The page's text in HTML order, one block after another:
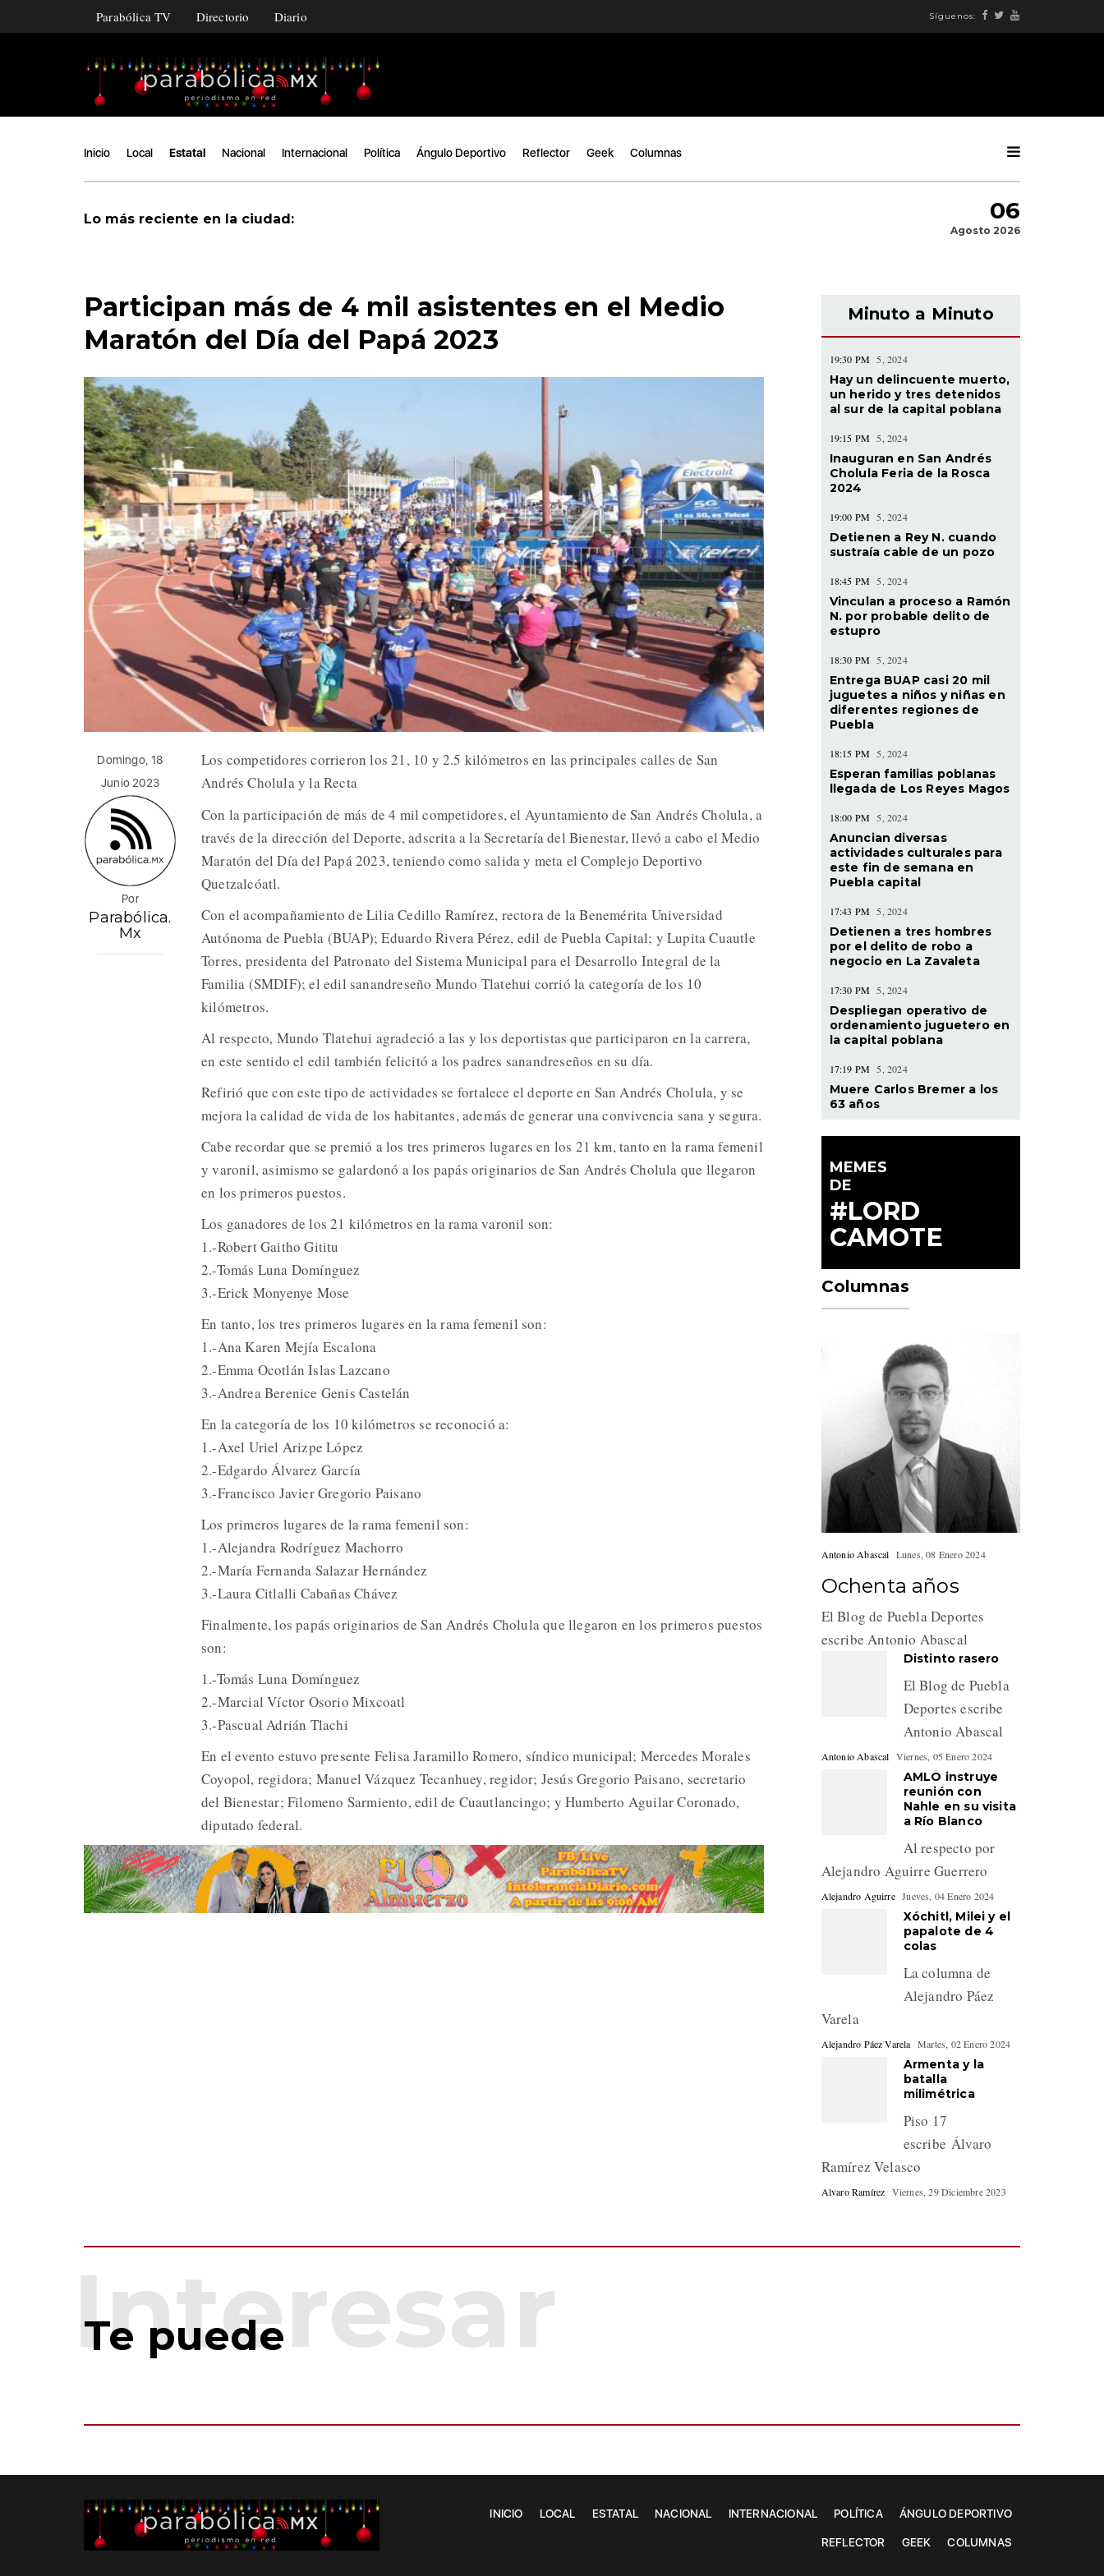
Parabólica TV Directorio Diario Síguenos:
Inicio Local Estatal Nacional Internacional Política Ángulo Deportivo Reflector Geek Columnas
Lo más reciente en la ciudad: 06
Agosto 2026
Participan más de 4 mil asistentes en el Medio
Maratón del Día del Papá 2023
Domingo, 18
Junio 2023
Por
Parabólica.
Mx
Los competidores corrieron los 21, 10 y 2.5 kilómetros en las principales calles de San
Andrés Cholula y la Recta
Con la participación de más de 4 mil competidores, el Ayuntamiento de San Andrés Cholula, a
través de la dirección del Deporte, adscrita a la Secretaría del Bienestar, llevó a cabo el Medio
Maratón del Día del Papá 2023, teniendo como salida y meta el Complejo Deportivo
Quetzalcóatl.
Con el acompañamiento de Lilia Cedillo Ramírez, rectora de la Benemérita Universidad
Autónoma de Puebla (BUAP); Eduardo Rivera Pérez, edil de Puebla Capital; y Lupita Cuautle
Torres, presidenta del Patronato del Sistema Municipal para el Desarrollo Integral de la
Familia (SMDIF); el edil sanandreseño Mundo Tlatehui corrió la categoría de los 10
kilómetros.
Al respecto, Mundo Tlatehui agradeció a las y los deportistas que participaron en la carrera,
en este sentido el edil también felicitó a los padres sanandreseños en su día.
Refirió que con este tipo de actividades se fortalece el deporte en San Andrés Cholula, y se
mejora la calidad de vida de los habitantes, además de generar una convivencia sana y segura.
Cabe recordar que se premió a los tres primeros lugares en los 21 km, tanto en la rama femenil
y varonil, asimismo se galardonó a los papás originarios de San Andrés Cholula que llegaron
en los primeros puestos.
Los ganadores de los 21 kilómetros en la rama varonil son:
1.-Robert Gaitho Gititu
2.-Tomás Luna Domínguez
3.-Erick Monyenye Mose
En tanto, los tres primeros lugares en la rama femenil son:
1.-Ana Karen Mejía Escalona
2.-Emma Ocotlán Islas Lazcano
3.-Andrea Berenice Genis Castelán
En la categoría de los 10 kilómetros se reconoció a:
1.-Axel Uriel Arizpe López
2.-Edgardo Álvarez García
3.-Francisco Javier Gregorio Paisano
Los primeros lugares de la rama femenil son:
1.-Alejandra Rodríguez Machorro
2.-María Fernanda Salazar Hernández
3.-Laura Citlalli Cabañas Chávez
Finalmente, los papás originarios de San Andrés Cholula que llegaron en los primeros puestos
son:
1.-Tomás Luna Domínguez
2.-Marcial Víctor Osorio Mixcoatl
3.-Pascual Adrián Tlachi
En el evento estuvo presente Felisa Jaramillo Romero, síndico municipal; Mercedes Morales
Coyopol, regidora; Manuel Vázquez Tecanhuey, regidor; Jesús Gregorio Paisano, secretario
del Bienestar; Filomeno Sarmiento, edil de Cuautlancingo; y Humberto Aguilar Coronado,
diputado federal.
Minuto a Minuto
19:30 PM 5, 2024
Hay un delincuente muerto,
un herido y tres detenidos
al sur de la capital poblana
19:15 PM 5, 2024
Inauguran en San Andrés
Cholula Feria de la Rosca
2024
19:00 PM 5, 2024
Detienen a Rey N. cuando
sustraía cable de un pozo
18:45 PM 5, 2024
Vinculan a proceso a Ramón
N. por probable delito de
estupro
18:30 PM 5, 2024
Entrega BUAP casi 20 mil
juguetes a niños y niñas en
diferentes regiones de
Puebla
18:15 PM 5, 2024
Esperan familias poblanas
llegada de Los Reyes Magos
18:00 PM 5, 2024
Anuncian diversas
actividades culturales para
este fin de semana en
Puebla capital
17:43 PM 5, 2024
Detienen a tres hombres
por el delito de robo a
negocio en La Zavaleta
17:30 PM 5, 2024
Despliegan operativo de
ordenamiento juguetero en
la capital poblana
17:19 PM 5, 2024
Muere Carlos Bremer a los
63 años
MEMES
DE
#LORD
CAMOTE
Columnas
Antonio Abascal Lunes, 08 Enero 2024
Ochenta años
El Blog de Puebla Deportes
escribe Antonio Abascal
Distinto rasero
El Blog de Puebla
Deportes escribe
Antonio Abascal
Antonio Abascal Viernes, 05 Enero 2024
AMLO instruye
reunión con
Nahle en su visita
a Río Blanco
Al respecto por
Alejandro Aguirre Guerrero
Alejandro Aguirre Jueves, 04 Enero 2024
Xóchitl, Milei y el
papalote de 4
colas
La columna de
Alejandro Páez
Varela
Alejandro Páez Varela Martes, 02 Enero 2024
Armenta y la
batalla
milimétrica
Piso 17
escribe Álvaro
Ramírez Velasco
Alvaro Ramírez Viernes, 29 Diciembre 2023
Te puede
INICIO LOCAL ESTATAL NACIONAL INTERNACIONAL POLÍTICA ÁNGULO DEPORTIVO
REFLECTOR GEEK COLUMNAS